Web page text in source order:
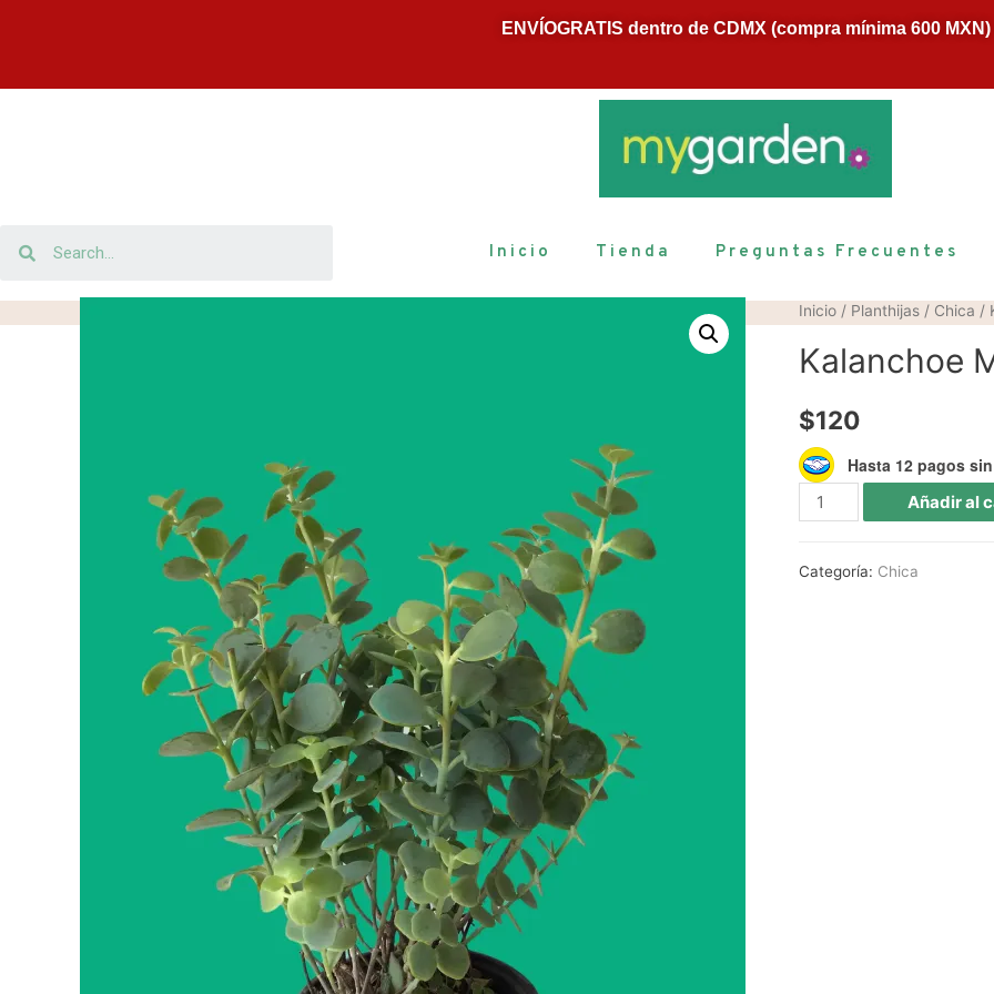
ENVÍOGRATIS dentro de CDMX (compra mínima 600 MXN)
Inicio Tienda Preguntas Frecuentes
Inicio / Planthijas / Chica /
Kalanchoe
$120
Hasta 12 pagos
Añadir al
Categoría: Chica